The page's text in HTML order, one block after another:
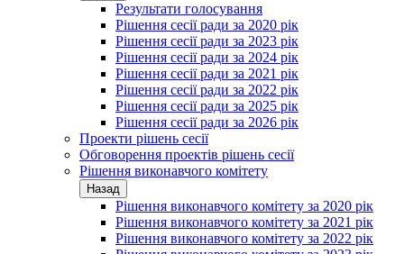
Результати голосування
Рішення сесії ради за 2020 рік
Рішення сесії ради за 2023 рік
Рішення сесії ради за 2024 рік
Рішення сесії ради за 2021 рік
Рішення сесії ради за 2022 рік
Рішення сесії ради за 2025 рік
Рішення сесії ради за 2026 рік
Проекти рішень сесії
Обговорення проектів рішень сесії
Рішення виконавчого комітету
Назад
Рішення виконавчого комітету за 2020 рік
Рішення виконавчого комітету за 2021 рік
Рішення виконавчого комітету за 2022 рік